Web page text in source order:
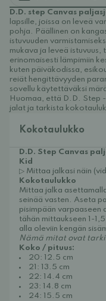
D.D. step Canvas
lapsille, joissa on leveä
pohja. Päällinen on
istuvuuden
mukava ja leveä
erinomaisesti lämpimiin
kuten päiväkodissa,
reiät hengittävyyden
sovellu käytettäväksi
Huomaa, että D.D. Step
jalat ja tarkista
Kokotaulukko
D.D. Step Canvas
Kid
▷ Mittaa jalkasi näin
Kokotaulukko
Mittaa jalka
seinää vasten. Aseta
pisimpään varpaaseen
tähän mittaukseen 1-
alla oleviin kengän
Nämä mitat ovat
Koko / pituus:
20: 12.5 cm
21: 13.5 cm
22: 14.4 cm
23: 14.8 cm
24: 15.5 cm